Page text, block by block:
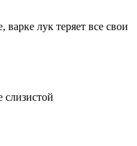
лук теряет все свои
слизистой